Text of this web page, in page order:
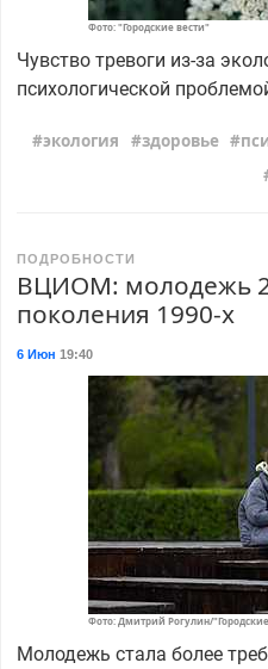
Фото: "Городские вести"
Чувство тревоги из-за
психологической
экология здоровье
ПОДРОБНОСТИ
ВЦИОМ: молодежь
поколения 1990-х
6 Июн 19:40
Фото: Дмитрий Рогулин/
Молодежь стала более